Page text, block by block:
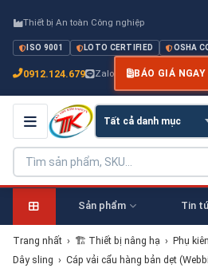
Thiết bị An toàn Công nghiệp
ISO 9001 LOTO CERTIFIED OSHA
0912.124.679 Zalo BÁO GIÁ NGAY
Sản phẩm Tin
Trang nhất › 🏗 Thiết bị nâng hạ › Phụ
Dây sling › Cáp vải cẩu hàng bản dẹt